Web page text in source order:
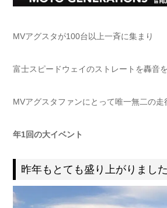
MVアグスタが100台以上一斉に集まり
富士スピードウェイのストレートを轟音
MVアグスタファンにとって唯一無二の走
年1回の大イベント
昨年もとても盛り上がりました